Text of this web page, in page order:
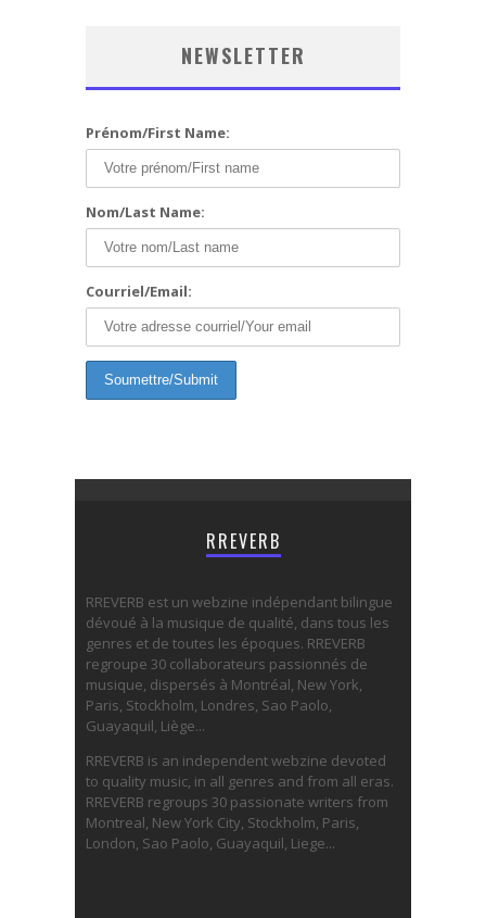
NEWSLETTER
Prénom/First Name:
Nom/Last Name:
Courriel/Email:
RREVERB
RREVERB est un webzine indépendant bilingue
dévoué à la musique de qualité, dans tous les
genres et de toutes les époques. RREVERB
regroupe 30 collaborateurs passionnés de
musique, dispersés à Montréal, New York,
Paris, Stockholm, Londres, Sao Paolo,
Guayaquil, Liège...
RREVERB is an independent webzine devoted
to quality music, in all genres and from all eras.
RREVERB regroups 30 passionate writers from
Montreal, New York City, Stockholm, Paris,
London, Sao Paolo, Guayaquil, Liege...